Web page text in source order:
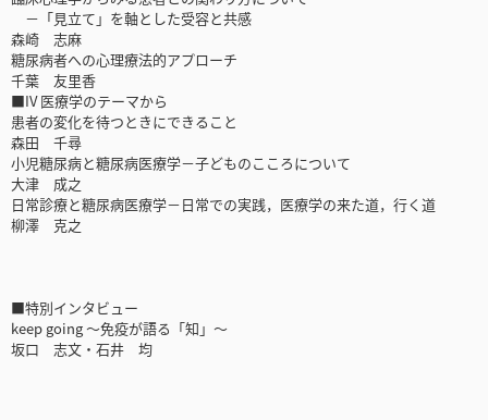
－「見立て」を軸とした受容と共感
森崎 志麻
糖尿病者への心理療法的アプローチ
千葉 友里香
■IV 医療学のテーマから
患者の変化を待つときにできること
森田 千尋
小児糖尿病と糖尿病医療学－子どものこころについて
大津 成之
日常診療と糖尿病医療学－日常での実践，医療学の来た道，行く道
柳澤 克之
■特別インタビュー
keep going ～免疫が語る「知」～
坂口 志文・石井 均